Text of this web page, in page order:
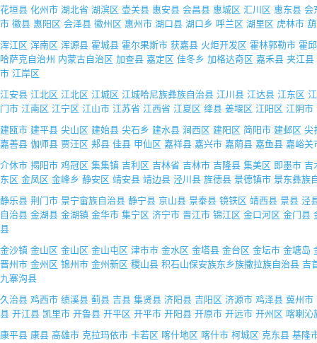
花垣县 化州市 湖北省 湖滨区 壶关县 惠安县 会昌县 惠城区 汇川区 惠东县 会
市 徽县 惠阳区 会泽县 徽州区 惠州市 湖口县 湖口乡 呼兰区 湖里区 虎林市
浑江区 浑南区 浑源县 霍城县 霍尔果斯市 获嘉县 火炬开发区 霍林郭勒市 霍
哈萨克自治州 内蒙古自治区 加查县 嘉定区 佳冬乡 加格达奇区 嘉禾县 夹江县
市 江岸区
江安县 江北区 江北区 江城区 江城哈尼族彝族自治县 江川县 江达县 江东区
门市 江南区 江宁区 江山市 江苏省 江西省 江夏区 绛县 姜堰区 江阳区 江阴市
建瓯市 建平县 尖山区 建始县 尖石乡 建水县 涧西区 建阳区 简阳市 建邺区 尖
嘉善县 伽师县 贾汪区 郏县 佳县 甲仙区 嘉祥县 嘉兴市 嘉荫县 嘉鱼县 嘉峪关
介休市 揭阳市 鸡冠区 集集镇 吉利区 吉林省 吉林市 吉隆县 集美区 即墨市 吉
东区 金凤区 金峰乡 静安区 靖安县 靖边县 泾川县 旌德县 景德镇市 景东彝族
静乐县 荆门市 景宁畲族自治县 静宁县 京山县 景泰县 镜铁区 靖西县 景县 泾
自治县 金湖县 金湖镇 金华市 集宁区 济宁市 晋江市 锦江区 金口河区 金门县
县
金沙镇 金山区 金山区 金山屯区 津市市 金水区 金塔县 金台区 金坛市 金塘岛
晋州市 金州区 锦州市 金州新区 稷山县 积石山保安族东乡族撒拉族自治县 吉
九寨沟县
久治县 鸡西市 绩溪县 蓟县 吉县 集贤县 济阳县 吉阳区 济源市 鸡泽县 冀州市
县 开江县 凯里市 开鲁县 开平区 开平市 开阳县 开原市 开远市 开州区 喀喇沁
康平县 康县 高雄市 克拉玛依市 卡若区 喀什地区 喀什市 柯城区 克东县 基隆